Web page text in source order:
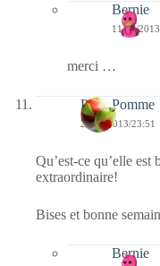
Bernie
11/07/
merci …
PetitePomme
25/06/2013/23:51
Qu’est-ce qu’elle
extraordinaire!
Bises et bonne
Bernie